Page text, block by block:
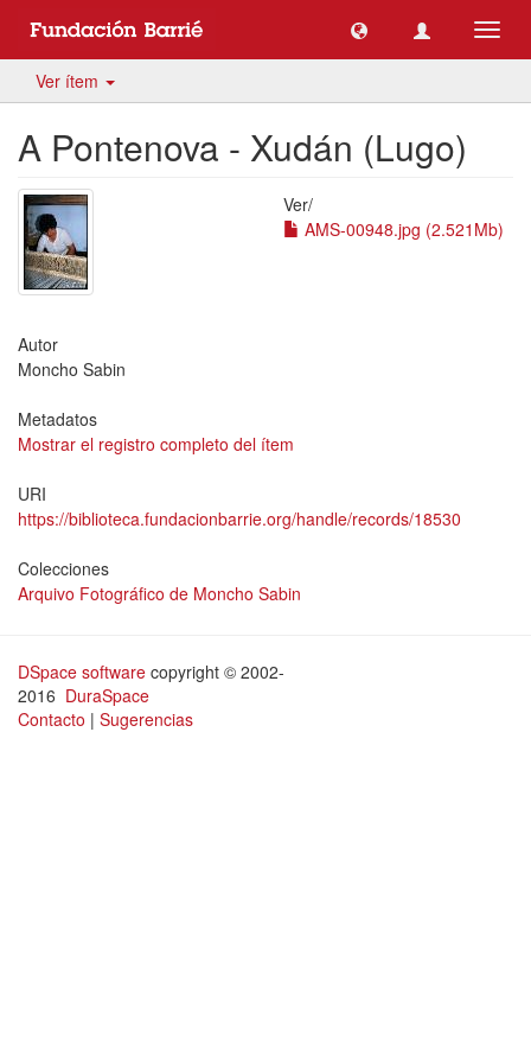
Ver ítem
A Pontenova - Xudán (Lugo)
Ver/
AMS-00948.jpg (2.521Mb)
Autor
Moncho Sabin
Metadatos
Mostrar el registro completo del ítem
URI
https://biblioteca.fundacionbarrie.org/handle/records/18530
Colecciones
Arquivo Fotográfico de Moncho Sabin
DSpace software copyright © 2002-
2016 DuraSpace
Contacto | Sugerencias